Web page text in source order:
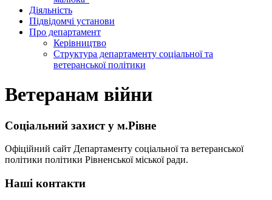
Діяльність
Підвідомчі установи
Про департамент
Керівництво
Структура департаменту соціальної та
ветеранської політики
Ветеранам війни
Соціальний захист у м.Рівне
Офіційний сайт Департаменту соціальної та ветеранської
політики політики Рівненської міської ради.
Наші контакти